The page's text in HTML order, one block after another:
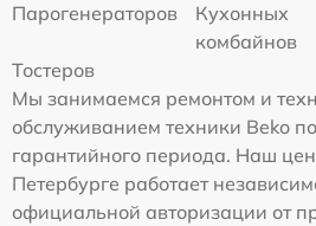
Парогенераторов
Кухонных
комбайнов
Тостеров
Мы занимаемся ремонтом и
обслуживанием техники Beko
гарантийного периода. Наш
Петербурге работает
официальной авторизации от